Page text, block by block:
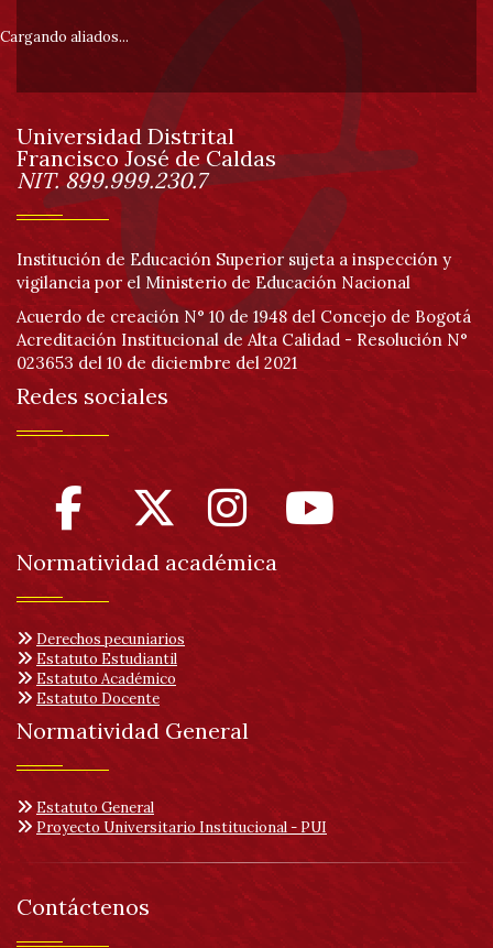
pie
de
página
Cargando aliados...
Información
Universidad Distrital
Francisco José de Caldas
NIT. 899.999.230.7
Institución de Educación Superior sujeta a inspección y
vigilancia por el Ministerio de Educación Nacional
Acuerdo de creación N° 10 de 1948 del Concejo de Bogotá
Acreditación Institucional de Alta Calidad - Resolución N°
023653 del 10 de diciembre del 2021
Redes sociales
Normatividad académica
Derechos pecuniarios
Estatuto Estudiantil
Estatuto Académico
Estatuto Docente
Normatividad General
Estatuto General
Proyecto Universitario Institucional - PUI
Contáctenos